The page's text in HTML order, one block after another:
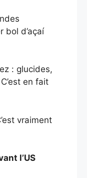
bol d’açaí
: glucides,
en fait
vraiment
l’US